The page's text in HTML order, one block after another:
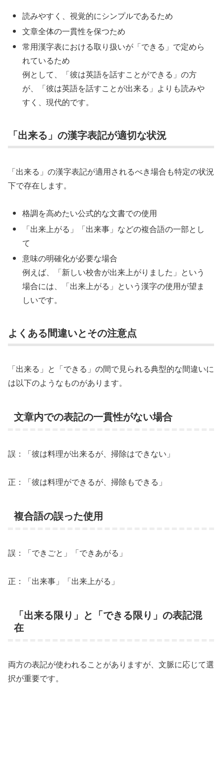
読みやすく、視覚的にシンプルであるため
文章全体の一貫性を保つため
常用漢字表における取り扱いが「できる」で定めら
れているため
例として、「彼は英語を話すことができる」の方
が、「彼は英語を話すことが出来る」よりも読みや
すく、現代的です。
「出来る」の漢字表記が適切な状況
「出来る」の漢字表記が適用されるべき場合も特定の状況
下で存在します。
格調を高めたい公式的な文書での使用
「出来上がる」「出来事」などの複合語の一部とし
て
意味の明確化が必要な場合
例えば、「新しい校舎が出来上がりました」という
場合には、「出来上がる」という漢字の使用が望ま
しいです。
よくある間違いとその注意点
「出来る」と「できる」の間で見られる典型的な間違いに
は以下のようなものがあります。
文章内での表記の一貫性がない場合
誤：「彼は料理が出来るが、掃除はできない」
正：「彼は料理ができるが、掃除もできる」
複合語の誤った使用
誤：「できごと」「できあがる」
正：「出来事」「出来上がる」
「出来る限り」と「できる限り」の表記混
在
両方の表記が使われることがありますが、文脈に応じて選
択が重要です。